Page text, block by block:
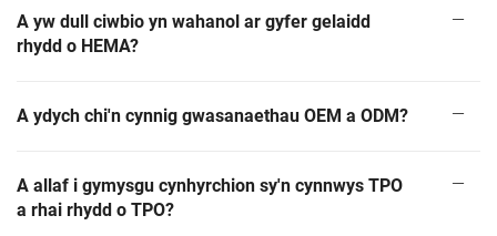
A yw dull ciwbio yn wahanol ar gyfer gelaidd
rhydd o HEMA?
A ydych chi'n cynnig gwasanaethau OEM a ODM?
A allaf i gymysgu cynhyrchion sy'n cynnwys TPO
a rhai rhydd o TPO?